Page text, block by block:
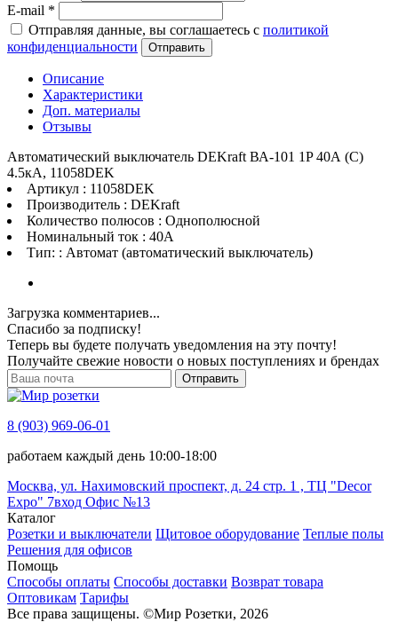
E-mail *
Отправляя данные, вы соглашаетесь с политикой
конфиденциальности
Отправить
Описание
Характеристики
Доп. материалы
Отзывы
Автоматический выключатель DEKraft ВА-101 1P 40А (C)
4.5кА, 11058DEK
Артикул : 11058DEK
Производитель : DEKraft
Количество полюсов : Однополюсной
Номинальный ток : 40A
Тип: : Автомат (автоматический выключатель)
Загрузка комментариев...
Спасибо за подписку!
Теперь вы будете получать уведомления на эту почту!
Получайте свежие новости о новых поступлениях и брендах
Отправить
8 (903) 969-06-01
работаем каждый день 10:00-18:00
Москва, ул. Нахимовский проспект, д. 24 стр. 1 , ТЦ "Decor
Expo" 7вход Офис №13
Каталог
Розетки и выключатели Щитовое оборудование Теплые полы
Решения для офисов
Помощь
Способы оплаты Способы доставки Возврат товара
Оптовикам Тарифы
Все права защищены. ©Мир Розетки, 2026